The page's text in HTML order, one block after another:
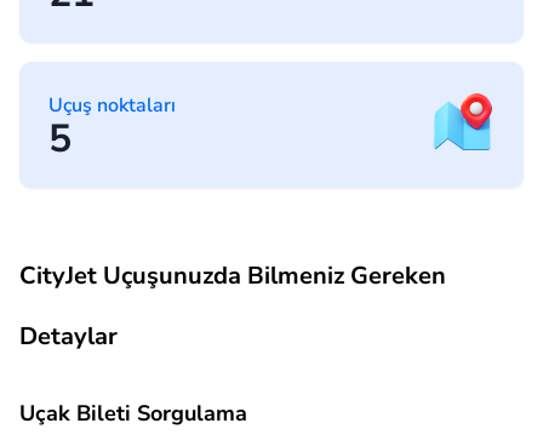
Uçuş noktaları
5
CityJet Uçuşunuzda Bilmeniz Gereken
Detaylar
Uçak Bileti Sorgulama